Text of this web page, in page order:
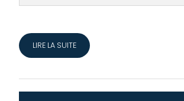
LIRE LA SUITE